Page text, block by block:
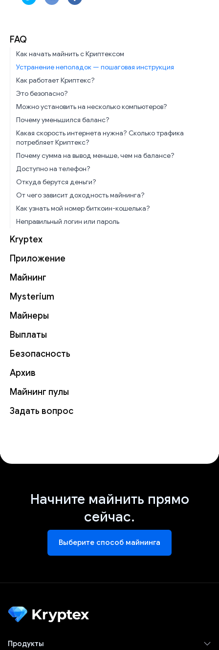
FAQ
Как начать майнить с Криптексом
Устранение неполадок — пошаговая инструкция
Как работает Криптекс?
Это безопасно?
Можно установить на несколько компьютеров?
Почему уменьшился баланс?
Какая скорость интернета нужна? Сколько трафика
потребляет Криптекс?
Почему сумма на вывод меньше, чем на балансе?
Доступно на телефон?
Откуда берутся деньги?
От чего зависит доходность майнинга?
Как узнать мой номер биткоин-кошелька?
Неправильный логин или пароль
Kryptex
Приложение
Майнинг
Mysterium
Майнеры
Выплаты
Безопасность
Архив
Майнинг пулы
Задать вопрос
Начните майнить прямо
сейчас.
Выберите способ майнинга
Продукты